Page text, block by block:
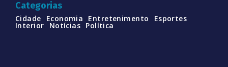
Categorias
Cidade Economia Entretenimento Esportes
Interior Notícias Política